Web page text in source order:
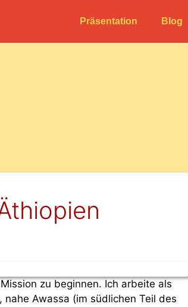
Präsentation Blog
zu beginnen. Ich arbeite als
Awassa (im südlichen Teil des